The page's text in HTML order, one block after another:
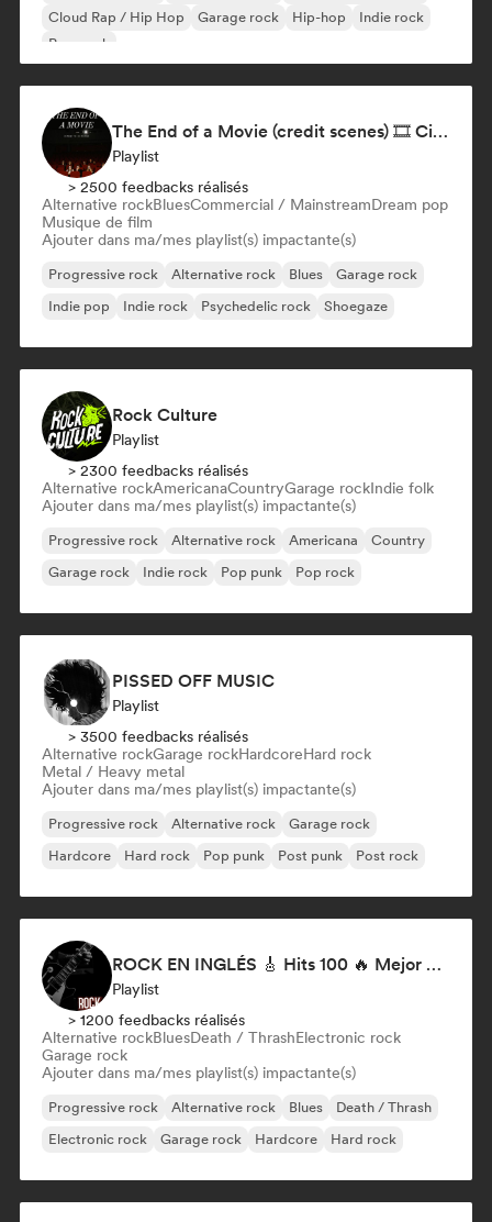
Cloud Rap / Hip Hop
Garage rock Hip-hop
Indie rock
Pop punk
The End of a Movie (credit scenes) 🎞️ Cinematic Dream Pop & Bedroom Indie
Playlist
> 2500 feedbacks réalisés
Alternative rockBluesCommercial / MainstreamDream pop
Musique de film
Ajouter dans ma/mes playlist(s) impactante(s)
Progressive rock Alternative rock Blues
Garage rock
Indie pop
Indie rock Psychedelic rock Shoegaze
Rock Culture
Playlist
> 2300 feedbacks réalisés
Alternative rockAmericanaCountryGarage rockIndie folk
Ajouter dans ma/mes playlist(s) impactante(s)
Progressive rock Alternative rock Americana
Country
Garage rock
Indie rock Pop punk Pop rock
PISSED OFF MUSIC
Playlist
> 3500 feedbacks réalisés
Alternative rockGarage rockHardcoreHard rock
Metal / Heavy metal
Ajouter dans ma/mes playlist(s) impactante(s)
Progressive rock Alternative rock
Garage rock
Hardcore
Hard rock Pop punk Post punk Post rock
ROCK EN INGLÉS 🎸 Hits 100 🔥 Mejor Música Rock Internacional ·
Playlist
> 1200 feedbacks réalisés
Alternative rockBluesDeath / ThrashElectronic rock
Garage rock
Ajouter dans ma/mes playlist(s) impactante(s)
Progressive rock Alternative rock Blues
Death / Thrash
Electronic rock
Garage rock Hardcore Hard rock